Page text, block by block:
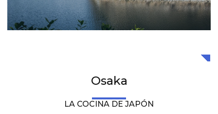
Osaka
LA COCINA DE JAPÓN